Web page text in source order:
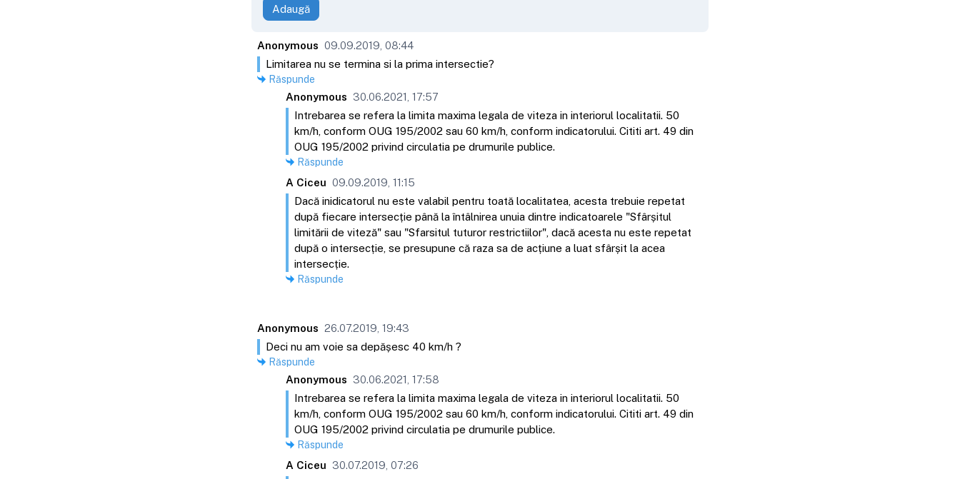
Adaugă
Anonymous 09.09.2019, 08:44
Limitarea nu se termina si la prima intersectie?
Răspunde
Anonymous 30.06.2021, 17:57
Intrebarea se refera la limita maxima legala de viteza in interiorul localitatii. 50
km/h, conform OUG 195/2002 sau 60 km/h, conform indicatorului. Cititi art. 49 din
OUG 195/2002 privind circulatia pe drumurile publice.
Răspunde
A Ciceu 09.09.2019, 11:15
Dacă inidicatorul nu este valabil pentru toată localitatea, acesta trebuie repetat
după fiecare intersecție până la întâlnirea unuia dintre indicatoarele "Sfârșitul
limitării de viteză" sau "Sfarsitul tuturor restrictiilor", dacă acesta nu este repetat
după o intersecție, se presupune că raza sa de acțiune a luat sfârșit la acea
intersecție.
Răspunde
Anonymous 26.07.2019, 19:43
Deci nu am voie sa depășesc 40 km/h ?
Răspunde
Anonymous 30.06.2021, 17:58
Intrebarea se refera la limita maxima legala de viteza in interiorul localitatii. 50
km/h, conform OUG 195/2002 sau 60 km/h, conform indicatorului. Cititi art. 49 din
OUG 195/2002 privind circulatia pe drumurile publice.
Răspunde
A Ciceu 30.07.2019, 07:26